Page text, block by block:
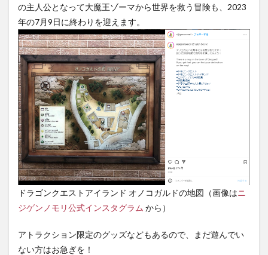
の主人公となって大魔王ゾーマから世界を救う冒険も、2023
年の7月9日に終わりを迎えます。
ドラゴンクエストアイランド オノコガルドの地図（画像はニ
ジゲンノモリ公式インスタグラム から）
アトラクション限定のグッズなどもあるので、まだ遊んでい
ない方はお急ぎを！